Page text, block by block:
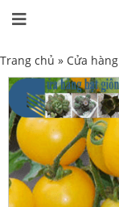
Trang chủ » Cửa hàng